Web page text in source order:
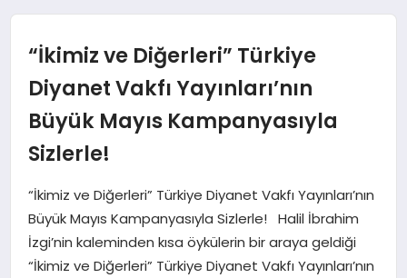
MAGAZIN
SIYASET
SPOR
“İkimiz ve Diğerleri” Türkiye
Diyanet Vakfı Yayınları’nın
Büyük Mayıs Kampanyasıyla
Sizlerle!
“İkimiz ve Diğerleri” Türkiye Diyanet Vakfı Yayınları’nın
Büyük Mayıs Kampanyasıyla Sizlerle! Halil İbrahim
İzgi’nin kaleminden kısa öykülerin bir araya geldiği
“İkimiz ve Diğerleri” Türkiye Diyanet Vakfı Yayınları’nın